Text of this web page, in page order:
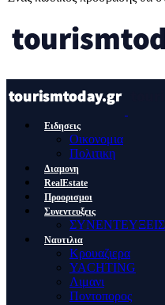
Ειδησεις
Οικονομια
Πολιτικη
Διαμονη
RealEstate
Προορισμοι
Συνεντευξεις
Ναυτιλια
Κρουαζιερα
YACHTING
Λιμανι
Ποντοπορος